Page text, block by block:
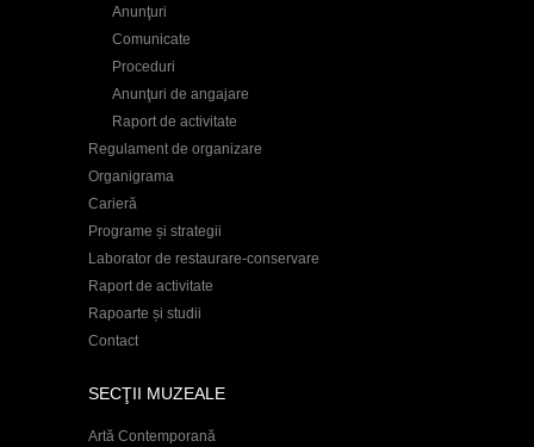
Anunţuri
Comunicate
Proceduri
Anunţuri de angajare
Raport de activitate
Regulament de organizare
Organigrama
Carieră
Programe și strategii
Laborator de restaurare-conservare
Raport de activitate
Rapoarte și studii
Contact
SECŢII MUZEALE
Artă Contemporană